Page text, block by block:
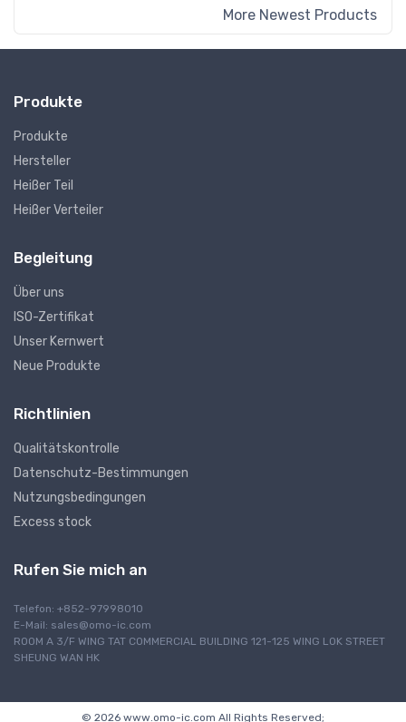
More Newest Products
Produkte
Produkte
Hersteller
Heißer Teil
Heißer Verteiler
Begleitung
Über uns
ISO-Zertifikat
Unser Kernwert
Neue Produkte
Richtlinien
Qualitätskontrolle
Datenschutz-Bestimmungen
Nutzungsbedingungen
Excess stock
Rufen Sie mich an
Telefon: +852-97998010
E-Mail: sales@omo-ic.com
ROOM A 3/F WING TAT COMMERCIAL BUILDING 121-125 WING LOK STREET
SHEUNG WAN HK
© 2026 www.omo-ic.com All Rights Reserved;